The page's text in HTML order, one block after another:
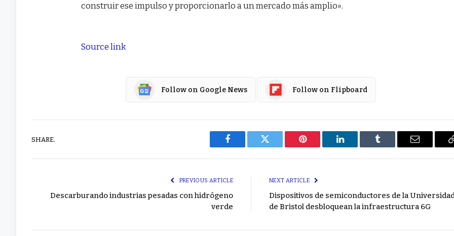
construir ese impulso y proporcionarlo a un mercado más amplio».
Source link
Follow on Google News Follow on Flipboard
SHARE.
Facebook Twitter Pinterest LinkedIn Tumblr Email
PREVIOUS ARTICLE
Descarburando industrias pesadas con hidrógeno
verde
NEXT ARTICLE
Dispositivos de semiconductores de la
de Bristol desbloquean la infraestructura 6G